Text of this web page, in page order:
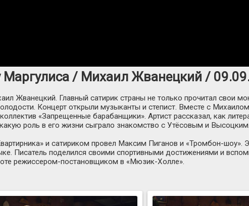
/ Михаил Жванецкий /
Жванецкий. Главный сатирик страны не только прочитал свои
Концерт открыли музыканты и степист. Вместе с
«Запрещенные барабанщики». Артист рассказал, как
роль в его жизни сыграло знакомство с Утёсовым и Высоцким.
и сатириком провел Максим Пиганов и «Тромбон-шоу».
Писатель поделился своими спортивными достижениями и
режиссером-постановщиком в «Мюзик-Холле».